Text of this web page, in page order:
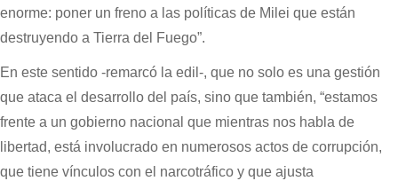
enorme: poner un freno a las políticas de Milei que están
destruyendo a Tierra del Fuego”.
En este sentido -remarcó la edil-, que no solo es una gestión
que ataca el desarrollo del país, sino que también, “estamos
frente a un gobierno nacional que mientras nos habla de
libertad, está involucrado en numerosos actos de corrupción,
que tiene vínculos con el narcotráfico y que ajusta